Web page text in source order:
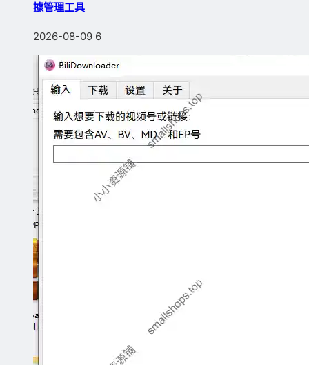
據管理工具
2026-08-09 6